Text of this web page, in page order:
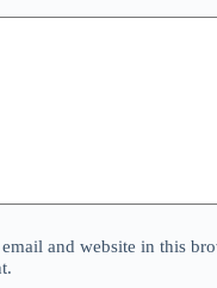
and website in this